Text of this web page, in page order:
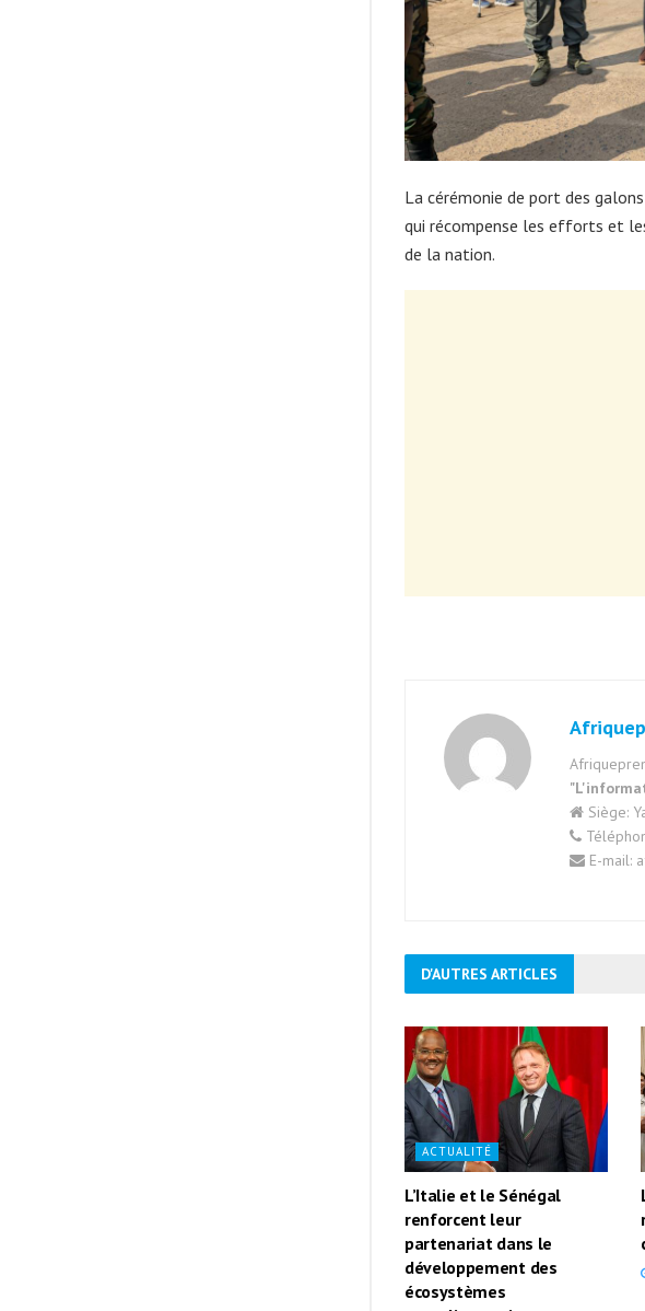
La cérémonie de port des
qui récompense les efforts et
de la nation.
Siège:
E-mail:
D'AUTRES ARTICLES
ACTUALITÉ
L’Italie et le Sénégal
renforcent leur
partenariat dans le
développement des
écosystèmes